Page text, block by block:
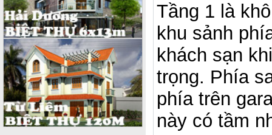
Tầng 1 là
khu sảnh
khách sạn
trọng. Phía
phía trên
này có tầm